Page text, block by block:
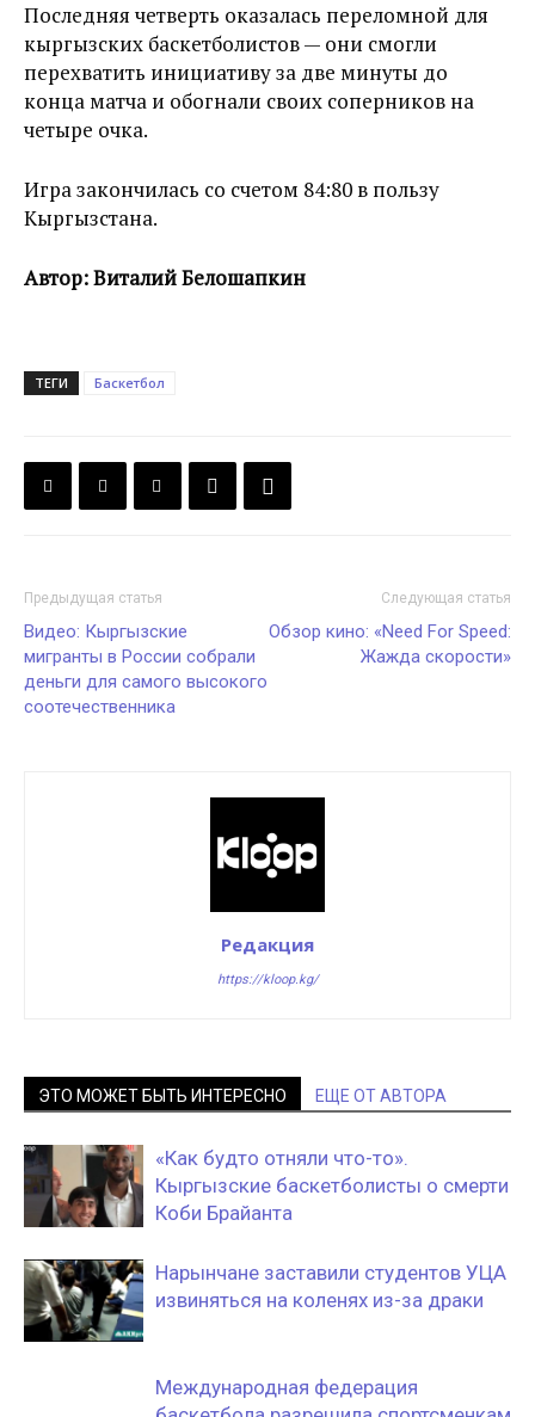
Последняя четверть оказалась переломной для
кыргызских баскетболистов — они смогли
перехватить инициативу за две минуты до
конца матча и обогнали своих соперников на
четыре очка.
Игра закончилась со счетом 84:80 в пользу
Кыргызстана.
Автор: Виталий Белошапкин
ТЕГИ Баскетбол
Предыдущая статья
Видео: Кыргызские
мигранты в России собрали
деньги для самого высокого
соотечественника
Следующая статья
Обзор кино: «Need For Speed:
Жажда скорости»
Редакция
https://kloop.kg/
ЭТО МОЖЕТ БЫТЬ ИНТЕРЕСНО ЕЩЕ ОТ АВТОРА
«Как будто отняли что-то».
Кыргызские баскетболисты о смерти
Коби Брайанта
Нарынчане заставили студентов УЦА
извиняться на коленях из-за драки
Международная федерация